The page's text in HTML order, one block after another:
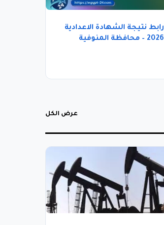
رابط نتيجة الشهادة الاعدادية
2026 – محافظة المنوفية
عرض الكل